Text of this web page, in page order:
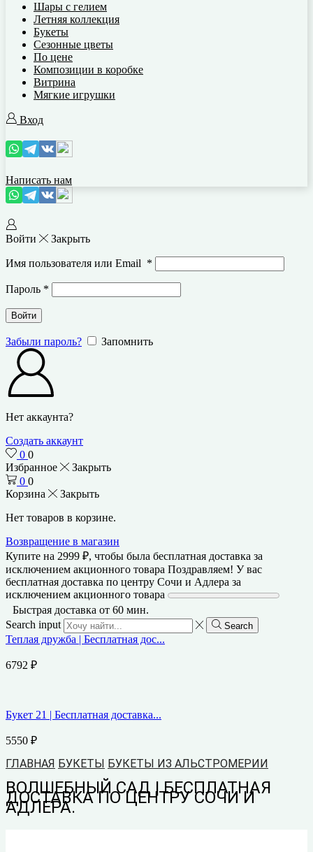
Шары с гелием
Летняя коллекция
Букеты
Сезонные цветы
По цене
Композиции в коробке
Витрина
Мягкие игрушки
Вход
Написать нам
Войти Закрыть
Имя пользователя или Email *
Пароль *
Войти
Забыли пароль? Запомнить
Нет аккаунта?
Создать аккаунт
0 0
Избранное
Закрыть
0 0
Корзина
Закрыть
Нет товаров в корзине.
Возвращение в магазин
Купите на 2999 ₽, чтобы была бесплатная доставка за
исключением акционного товара Поздравляем! У вас
бесплатная доставка по центру Сочи и Адлера за
исключением акционного товара
Быстрая доставка от 60 мин.
Search input
Search
Теплая дружба | Бесплатная дос...
6792 ₽
Букет 21 | Бесплатная доставка...
5550 ₽
ГЛАВНАЯ БУКЕТЫ БУКЕТЫ ИЗ АЛЬСТРОМЕРИИ
ВОЛШЕБНЫЙ САД | БЕСПЛАТНАЯ
ДОСТАВКА ПО ЦЕНТРУ СОЧИ И
АДЛЕРА.